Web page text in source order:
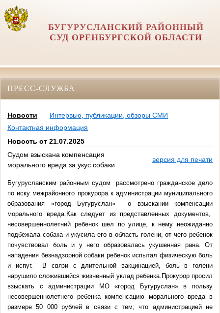
БУГУРУСЛАНСКИЙ РАЙОННЫЙ
СУД ОРЕНБУРГСКОЙ ОБЛАСТИ
ПРЕСС-СЛУЖБА
Новости
Интервью, публикации, обзоры СМИ
Контактная информация
Новость от 21.07.2025
Судом взыскана компенсация
морального вреда за укус собаки
версия для печати
Бугурусланским районным судом рассмотрено гражданское дело
по иску межрайонного прокурора к администрации муниципального
образования «город Бугуруслан» о взыскании компенсации
морального вреда.Как следует из представленных документов,
несовершеннолетний ребенок шел по улице, к нему неожиданно
подбежала собака и укусила его в область голени, от чего ребенок
почувствовал боль и у него образовалась укушенная рана. От
нападения безнадзорной собаки ребенок испытал физическую боль
и испуг. В связи с длительной вакцинацией, боль в голени
нарушило сложившийся жизненный уклад ребенка.Прокурор просил
взыскать с администрации МО «город Бугуруслан» в пользу
несовершеннолетнего ребенка компенсацию морального вреда в
размере 50 000 рублей в связи с тем, что администрацией не